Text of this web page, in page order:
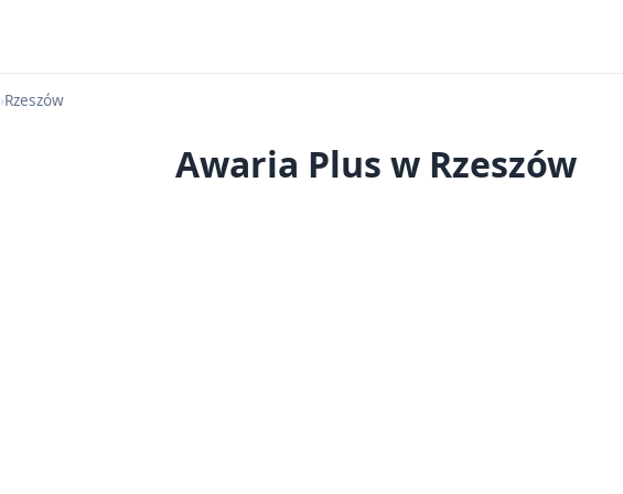
›Rzeszów
Awaria Plus w Rzeszów